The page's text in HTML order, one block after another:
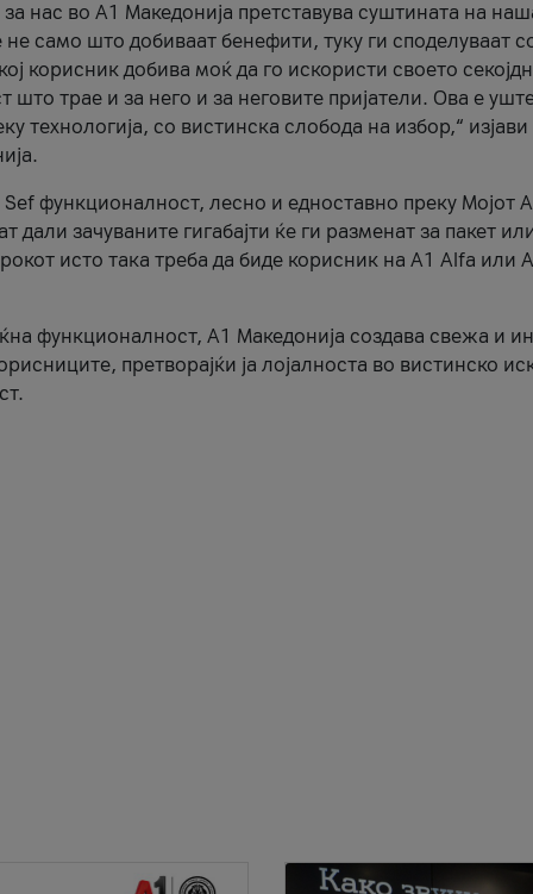
нас во А1 Македонија претставува суштината на
само што добиваат бенефити, туку ги споделуваат
корисник добива моќ да го искористи своето
трае и за него и за неговите пријатели. Ова е
технологија, со вистинска слобода на избор,“
функционалност, лесно и едноставно преку Мојот
зачуваните гигабајти ќе ги разменат за пакет
исто така треба да биде корисник на А1 Alfa или
функционалност, А1 Македонија создава свежа и
претворајќи ја лојалноста во вистинско